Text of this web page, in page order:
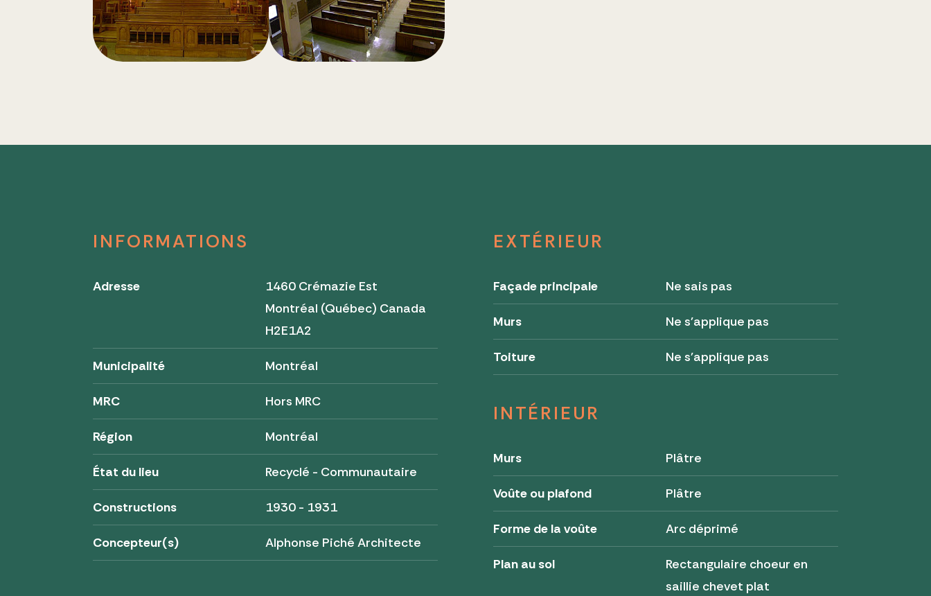
INFORMATIONS
Adresse
1460 Crémazie Est
Montréal (Québec) Canada
H2E1A2
Municipalité Montréal
MRC Hors MRC
Région Montréal
État du lieu Recyclé - Communautaire
Constructions 1930 - 1931
Concepteur(s) Alphonse Piché Architecte
EXTÉRIEUR
Façade principale Ne sais pas
Murs Ne s'applique pas
Toiture Ne s'applique pas
INTÉRIEUR
Murs Plâtre
Voûte ou plafond Plâtre
Forme de la voûte Arc déprimé
Plan au sol
Rectangulaire choeur en
saillie chevet plat